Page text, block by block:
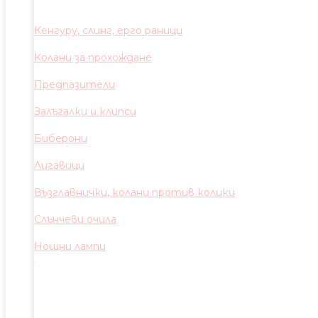
Кенгуру, слинг, ерго раници
Колани за прохождане
Предпазители
Залъгалки и клипси
Биберони
Лигавици
Възглавнички, колани против колики
Слънчеви очила
Нощни лампи